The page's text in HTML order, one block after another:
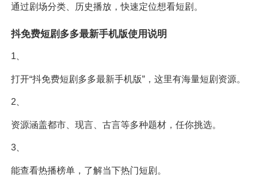
通过剧场分类、历史播放，快速定位想看短剧。
抖免费短剧多多最新手机版使用说明
1、
打开“抖免费短剧多多最新手机版”，这里有海量短剧资源。
2、
资源涵盖都市、现言、古言等多种题材，任你挑选。
3、
能查看热播榜单，了解当下热门短剧。